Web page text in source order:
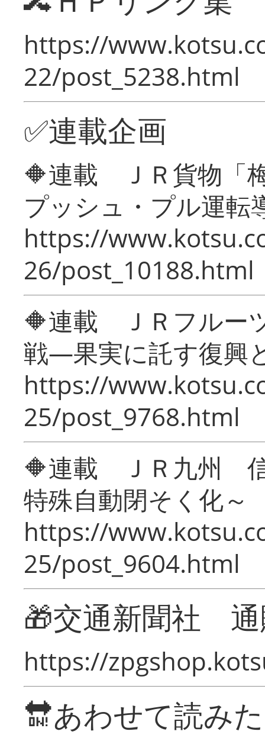
https://
22/post_5238.html
✅連載企画
🔶連載 ＪＲ貨物「
プッシュ・プル運転
https://
26/post_10188.html
🔶連載 ＪＲフルー
戦―果実に託す復興
https://
25/post_9768.html
🔶連載 ＪＲ九州 信
特殊自動閉そく化～
https://
25/post_9604.html
🎁交通新聞社
https://
🔛あわせて読み